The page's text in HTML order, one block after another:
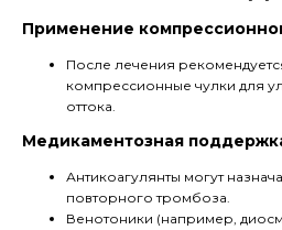
Применение
После лечения
компрессионные чулки для
оттока.
Медикаментозная
Антикоагулянты могут
повторного тромбоза.
Венотоники (например,